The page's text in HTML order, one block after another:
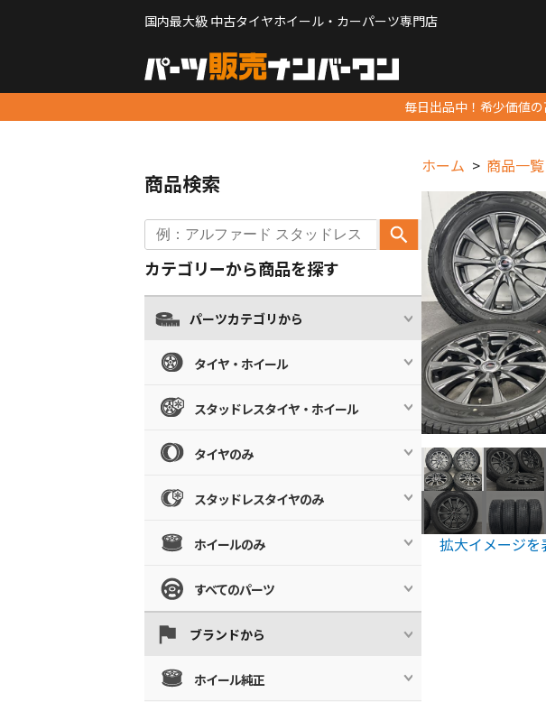
国内最大級 中古タイヤホイール・カーパーツ専門店
毎日出品中！希少価値
ホーム 商品一覧
拡大イメージを
商品検索
カテゴリーから商品を探す
パーツカテゴリから
タイヤ・ホイール
スタッドレスタイヤ・ホイール
タイヤのみ
スタッドレスタイヤのみ
ホイールのみ
すべてのパーツ
ブランドから
ホイール純正